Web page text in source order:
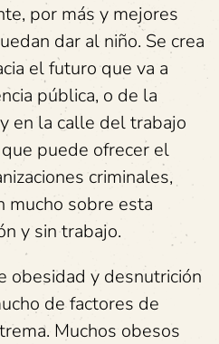
por más y mejores
dar al niño. Se crea
el futuro que va a
pública, o de la
en la calle del trabajo
puede ofrecer el
criminales,
mucho sobre esta
y sin trabajo.
obesidad y desnutrición
de factores de
Muchos obesos